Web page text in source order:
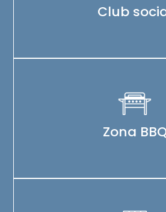
Club
Zona